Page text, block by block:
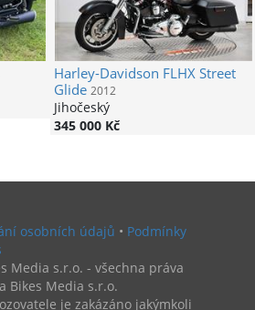
Harley-Davidson FLHX Street
Glide 2012
Jihočeský
345 000 Kč
osobních údajů • Podmínky
Media s.r.o. - všechna práva
Bikes Media s.r.o.
je zakázáno jakýmkoli